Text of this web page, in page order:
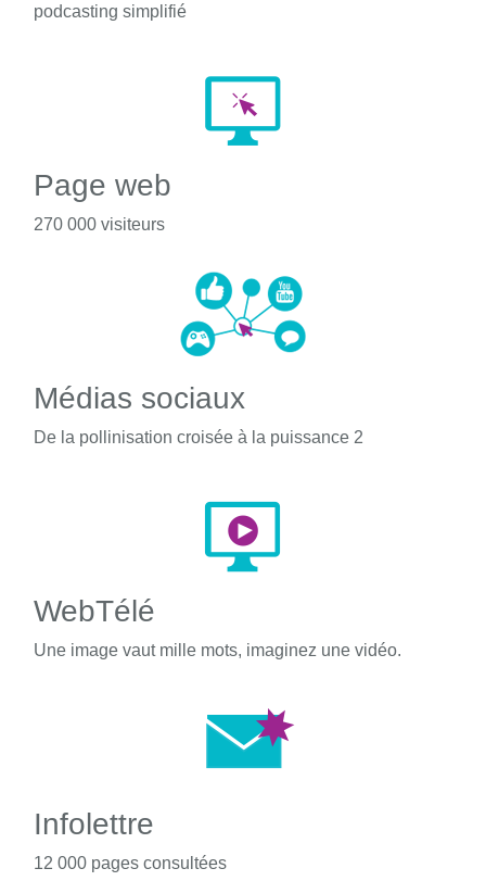
podcasting simplifié
Page web
270 000 visiteurs
Médias sociaux
De la pollinisation croisée à la puissance 2
WebTélé
Une image vaut mille mots, imaginez une vidéo.
Infolettre
12 000 pages consultées